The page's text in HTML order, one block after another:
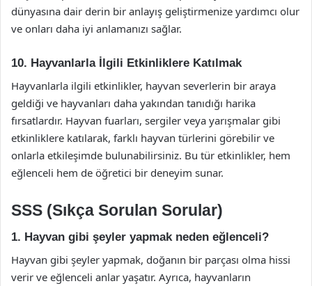
dünyasına dair derin bir anlayış geliştirmenize yardımcı olur
ve onları daha iyi anlamanızı sağlar.
10. Hayvanlarla İlgili Etkinliklere Katılmak
Hayvanlarla ilgili etkinlikler, hayvan severlerin bir araya
geldiği ve hayvanları daha yakından tanıdığı harika
fırsatlardır. Hayvan fuarları, sergiler veya yarışmalar gibi
etkinliklere katılarak, farklı hayvan türlerini görebilir ve
onlarla etkileşimde bulunabilirsiniz. Bu tür etkinlikler, hem
eğlenceli hem de öğretici bir deneyim sunar.
SSS (Sıkça Sorulan Sorular)
1. Hayvan gibi şeyler yapmak neden eğlenceli?
Hayvan gibi şeyler yapmak, doğanın bir parçası olma hissi
verir ve eğlenceli anlar yaşatır. Ayrıca, hayvanların